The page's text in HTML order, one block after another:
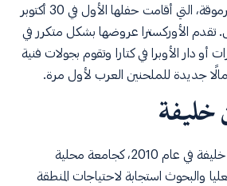
ليكونوا جزءًا من الفرقة المرموقة، التي أقامت حفلها الأول في 30 أكتوبر
مازل. تقدم الأوركسترا عروضها بشكل متكرر في
أو دار الأوبرا في كتارا وتقوم بجولات فنية
جديدة للملحنين العرب لأول مرة.
خليفة
تأسست جامعة حمد بن خليفة في عام 2010، كجامعة محلية
والبحوث استجابة لاحتياجات المنطقة